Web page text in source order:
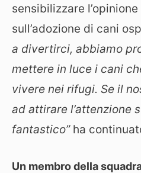
sensibilizzare
sull’adozione di cani
a divertirci, abbiamo
mettere in luce i cani
vivere nei rifugi. Se il
ad attirare l’attenzione
fantastico”ha
Un membro della